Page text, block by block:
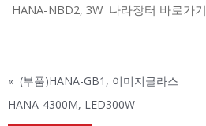
HANA-NBD2, 3W 나라장터 바로가기
« (부품)HANA-GB1, 이미지글라스
HANA-4300M, LED300W